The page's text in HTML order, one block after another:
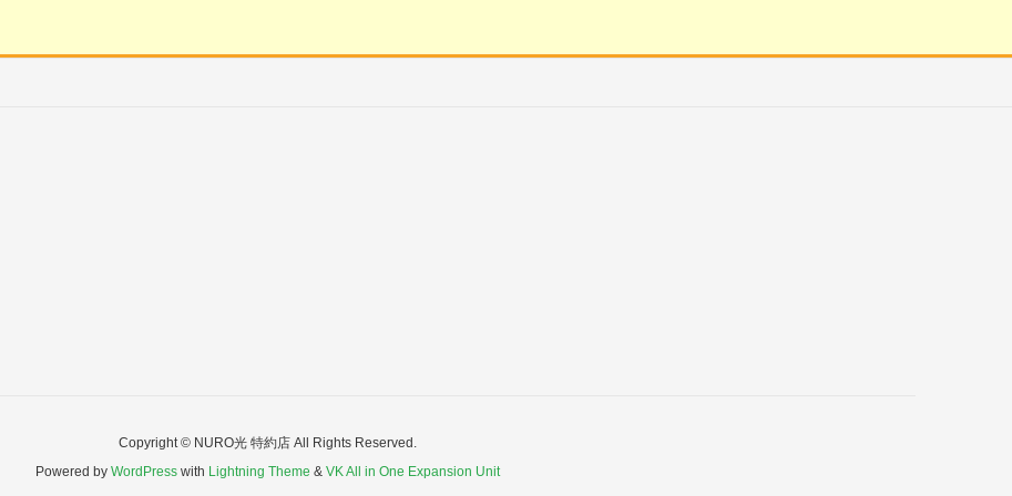
Copyright © NURO光 特約店 All Rights Reserved.
Powered by WordPresswith Lightning Theme & VK All in One Expansion Unit